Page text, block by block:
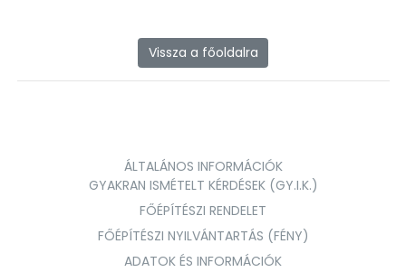
Vissza a főoldalra
ÁLTALÁNOS INFORMÁCIÓK
GYAKRAN ISMÉTELT KÉRDÉSEK (GY.I.K.)
FŐÉPÍTÉSZI RENDELET
FŐÉPÍTÉSZI NYILVÁNTARTÁS (FÉNY)
ADATOK ÉS INFORMÁCIÓK